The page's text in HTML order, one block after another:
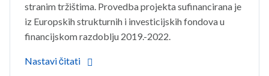
stranim tržištima. Provedba projekta sufinancirana je
iz Europskih strukturnih i investicijskih fondova u
financijskom razdoblju 2019.-2022.
Nastavi čitati